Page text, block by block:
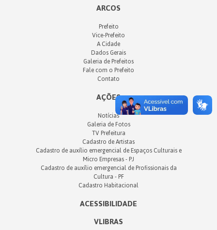
ARCOS
Prefeito
Vice-Prefeito
A Cidade
Dados Gerais
Galeria de Prefeitos
Fale com o Prefeito
Contato
AÇÕES
Notícias
Galeria de Fotos
TV Prefeitura
Cadastro de Artistas
Cadastro de auxílio emergencial de Espaços Culturais e
Micro Empresas - PJ
Cadastro de auxílio emergencial de Profissionais da
Cultura - PF
Cadastro Habitacional
ACESSIBILIDADE
VLIBRAS